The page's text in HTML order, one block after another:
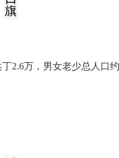
2.6万，男女老少总人口